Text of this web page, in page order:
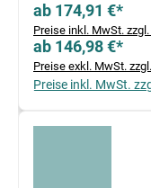
ab 174,91 €*
Preise inkl. MwSt.
ab 146,98 €*
Preise exkl. MwSt.
Preise inkl. MwSt.